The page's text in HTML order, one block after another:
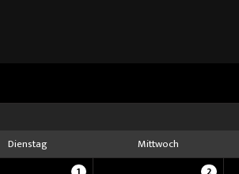
Dienstag Mittwoch